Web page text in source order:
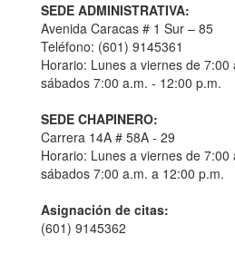
SEDE ADMINISTRATIVA:
Avenida Caracas # 1 Sur – 85
Teléfono: (601) 9145361
Horario: Lunes a viernes de
sábados 7:00 a.m. - 12:00 p.m.
SEDE CHAPINERO:
Carrera 14A # 58A - 29
Horario: Lunes a viernes de
sábados 7:00 a.m. a 12:00 p.m.
Asignación de citas:
(601) 9145362